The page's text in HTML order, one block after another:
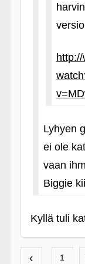
versio
Lyhyen
ei ole
vaan
Biggie
Kyllä tuli
‹
1